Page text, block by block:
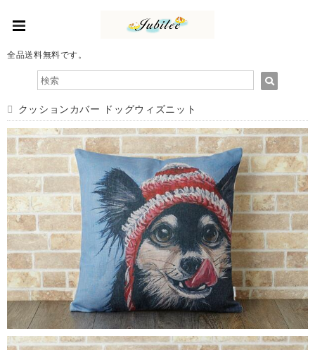
全品送料無料です。
クッションカバー ドッグウィズニット